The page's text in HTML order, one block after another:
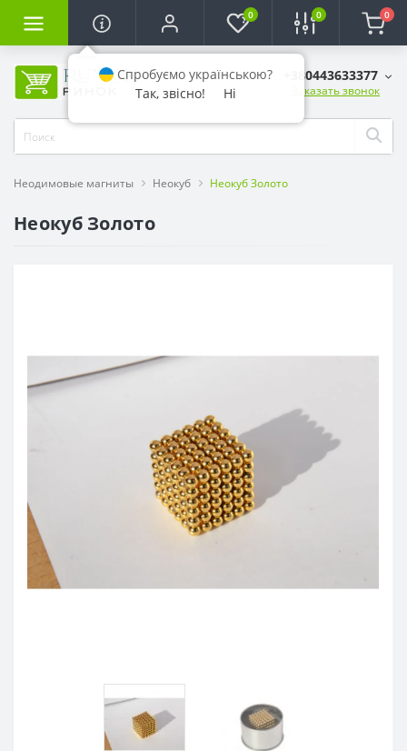
0 0 0
+380443633377
Заказать звонок
Неодимовые магниты Неокуб Неокуб Золото
Неокуб Золото
Спробуємо українською?
Так, звісно!
Ні